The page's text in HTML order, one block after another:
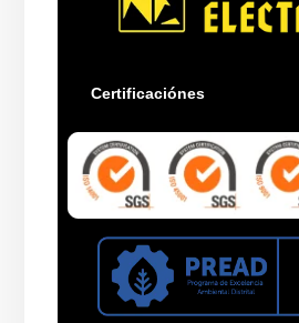
Certificaciónes